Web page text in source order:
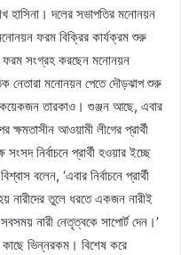
হাসিনা। দলের সভাপতির মনোনয়ন
ফরম বিক্রির কার্যক্রম শুরু
সংগ্রহ করছেন মনোনয়ন
নেতারা মনোনয়ন পেতে দৌড়ঝাপ শুরু
তারকাও। গুঞ্জন আছে, এবার
ক্ষমতাসীন আওয়ামী লীগের প্রার্থী
নির্বাচনে প্রার্থী হওয়ার ইচ্ছে
বলেন, ‘এবার নির্বাচনে প্রার্থী
নারীদের তুলে ধরতে একজন নারীই
নারী নেতৃত্বকে সাপোর্ট দেন।’
কাছে ভিন্নরকম। বিশেষ করে